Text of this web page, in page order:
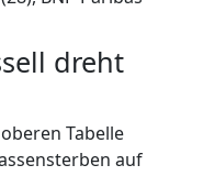
dreht
Tabelle
auf